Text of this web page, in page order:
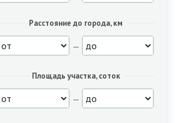
Расстояние до города, км
—
Площадь участка, соток
—